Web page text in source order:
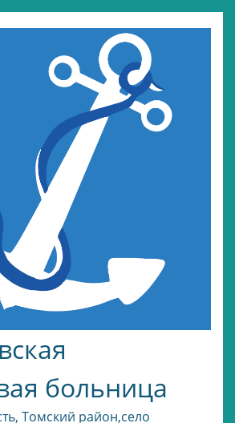
больница
Томский район,село